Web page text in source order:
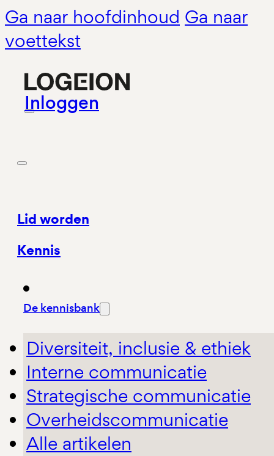
Ga naar hoofdinhoud Ga naar
voettekst
Inloggen
Lid worden
Kennis
De kennisbank
Diversiteit, inclusie & ethiek
Interne communicatie
Strategische communicatie
Overheidscommunicatie
Alle artikelen